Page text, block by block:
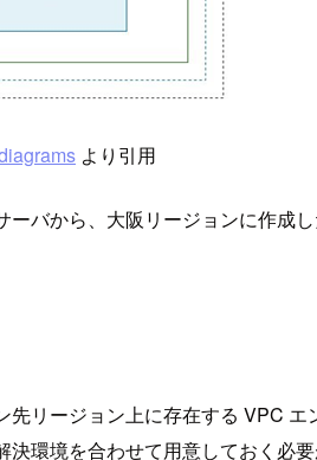
より引用
バから、大阪リージョンに作成
先リージョン上に存在する VPC
環境を合わせて用意しておく必要